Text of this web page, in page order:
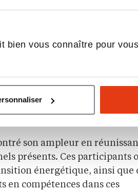
bien vous connaître pour
tenu les 10 et 11
imposé comme une
attirant un large public
dynamique croissante de ce
du secteur.
son ampleur en
présents. Ces participants
énergétique, ainsi que
en compétences dans ces